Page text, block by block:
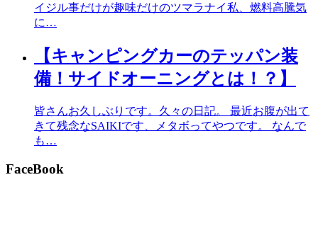
イジル事だけが趣味だけのツマラナイ私、燃料高騰気
に…
【キャンピングカーのテッパン装
備！サイドオーニングとは！？】
皆さんお久しぶりです。久々の日記。 最近お腹が出て
きて残念なSAIKIです、メタボってやつです。 なんで
も…
FaceBook